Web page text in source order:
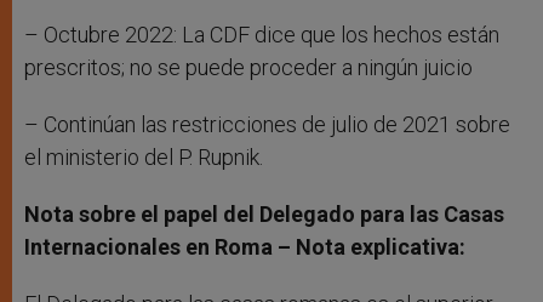
– Octubre 2022: La CDF dice que los hechos están
prescritos; no se puede proceder a ningún juicio
– Continúan las restricciones de julio de 2021 sobre
el ministerio del P. Rupnik.
Nota sobre el papel del Delegado para las Casas
Internacionales en Roma – Nota explicativa: